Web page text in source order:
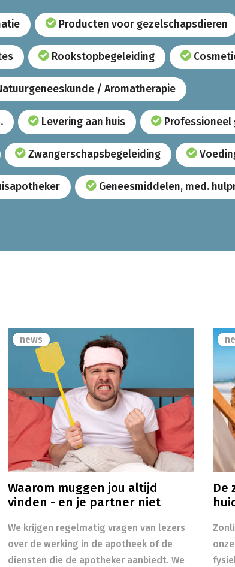
Producten voor gezelschapsdieren
Rookstopbegeleiding
/ Aromatherapie
Levering aan huis Professioneel
Zwangerschapsbegeleiding
Geneesmiddelen, med.
news
Waarom muggen jou altijd
vinden - en je partner niet
We krijgen regelmatig vragen van lezers
over de werking in de apotheek of de
diensten die de apotheker aanbiedt. We
De